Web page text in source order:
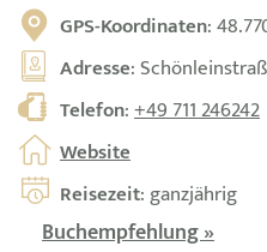
GPS-Koordinaten:
Adresse:
Telefon:+49 711 246242
Website
Reisezeit: ganzjährig
Buchempfehlung »